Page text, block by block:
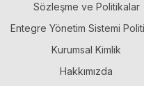
Sözleşme ve Politikalar
Entegre Yönetim Sistemi
Kurumsal Kimlik
Hakkımızda